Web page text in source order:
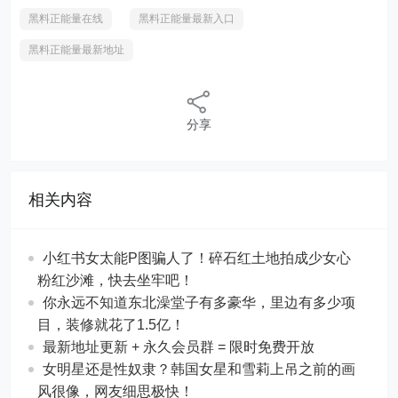
黑料正能量在线 黑料正能量最新入口
黑料正能量最新地址
分享
相关内容
小红书女太能P图骗人了！碎石红土地拍成少女心
粉红沙滩，快去坐牢吧！
你永远不知道东北澡堂子有多豪华，里边有多少项
目，装修就花了1.5亿！
最新地址更新 + 永久会员群 = 限时免费开放
女明星还是性奴隶？韩国女星和雪莉上吊之前的画
风很像，网友细思极快！